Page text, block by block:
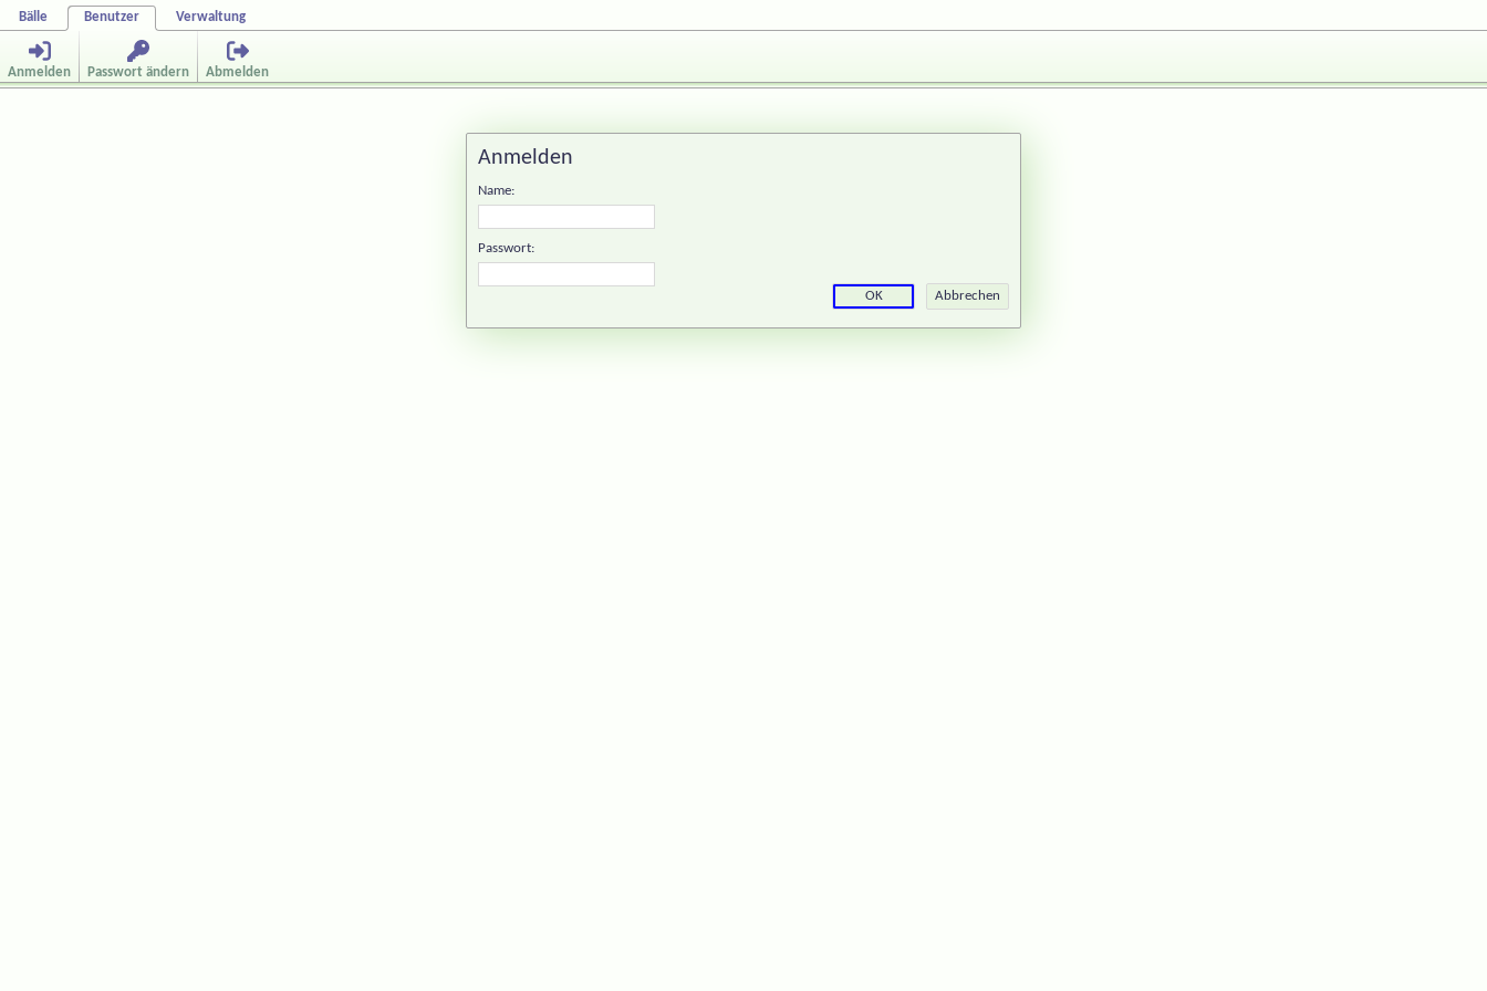
Bälle Benutzer Verwaltung
Anmelden Passwort ändern Abmelden
Anmelden
Name:
Passwort: